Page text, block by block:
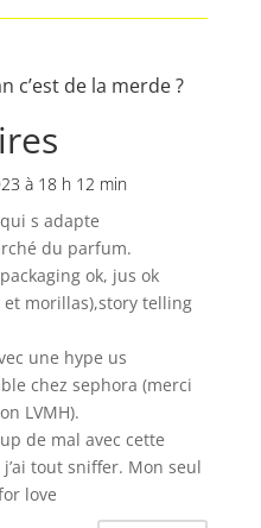
c’est de la merde ?
à 18 h 12 min
s adapte
du parfum.
ok, jus ok
et morillas),story telling
une hype us
chez sephora (merci
LVMH).
de mal avec cette
tout sniffer. Mon seul
love